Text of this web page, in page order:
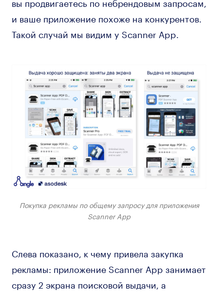
и ваше приложение похоже на конкурентов.
Такой случай мы видим у Scanner App.
Покупка рекламы по общему запросу для приложения
Scanner App
Слева показано, к чему привела закупка
рекламы: приложение Scanner App занимает
сразу 2 экрана поисковой выдачи, а